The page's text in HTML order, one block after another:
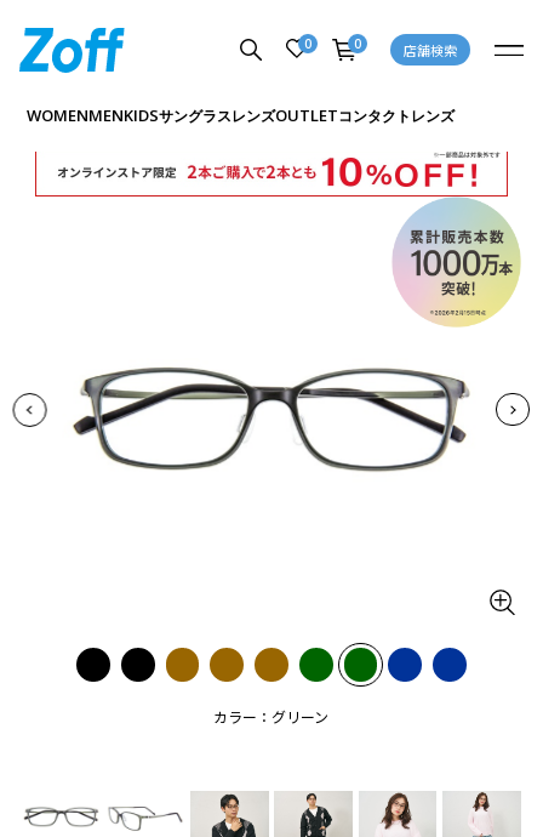
0 0 店舗検索
WOMENMENKIDSサングラスレンズOUTLETコンタクトレンズ
カラー：グリーン
商品詳細ページへ